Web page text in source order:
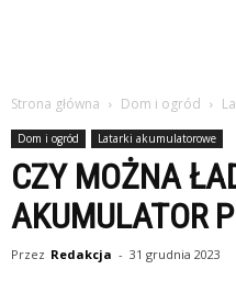
Strona główna Dom i ogród
Dom i ogród Latarki akumulatorowe
CZY MOŻNA
AKUMULATOR
Przez Redakcja - 31 grudnia 2023